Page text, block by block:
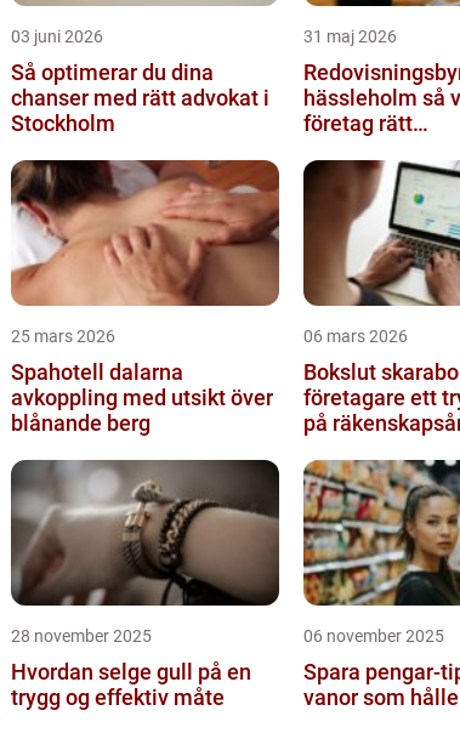
03 juni 2026
Så optimerar du dina
chanser med rätt advokat i
Stockholm
31 maj 2026
hässleholm så väljer
företag rätt
25 mars 2026
Spahotell dalarna
avkoppling med utsikt över
blånande berg
06 mars 2026
Bokslut skaraborg så
företagare ett
på
28 november 2025
Hvordan selge gull på en
trygg og effektiv måte
06 november 2025
Spara pengar-
vanor som